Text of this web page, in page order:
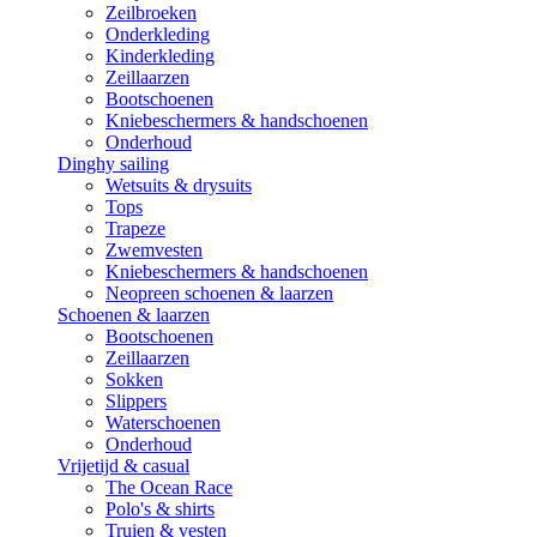
Zeilbroeken
Onderkleding
Kinderkleding
Zeillaarzen
Bootschoenen
Kniebeschermers & handschoenen
Onderhoud
Dinghy sailing
Wetsuits & drysuits
Tops
Trapeze
Zwemvesten
Kniebeschermers & handschoenen
Neopreen schoenen & laarzen
Schoenen & laarzen
Bootschoenen
Zeillaarzen
Sokken
Slippers
Waterschoenen
Onderhoud
Vrijetijd & casual
The Ocean Race
Polo's & shirts
Truien & vesten